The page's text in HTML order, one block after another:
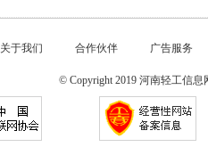
关于我们 合作伙伴 广告服务
© Copyright 2019 河南轻工信